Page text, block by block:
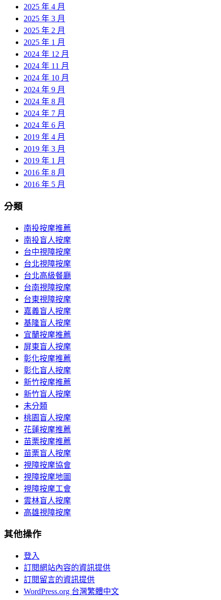
2025 年 4 月
2025 年 3 月
2025 年 2 月
2025 年 1 月
2024 年 12 月
2024 年 11 月
2024 年 10 月
2024 年 9 月
2024 年 8 月
2024 年 7 月
2024 年 6 月
2019 年 4 月
2019 年 3 月
2019 年 1 月
2016 年 8 月
2016 年 5 月
分類
南投按摩推薦
南投盲人按摩
台中視障按摩
台北視障按摩
台北高級餐廳
台南視障按摩
台東視障按摩
嘉義盲人按摩
基隆盲人按摩
宜蘭按摩推薦
屏東盲人按摩
彰化按摩推薦
彰化盲人按摩
新竹按摩推薦
新竹盲人按摩
未分類
桃園盲人按摩
花蓮按摩推薦
苗栗按摩推薦
苗栗盲人按摩
視障按摩協會
視障按摩地圖
視障按摩工會
雲林盲人按摩
高雄視障按摩
其他操作
登入
訂閱網站內容的資訊提供
訂閱留言的資訊提供
WordPress.org 台灣繁體中文